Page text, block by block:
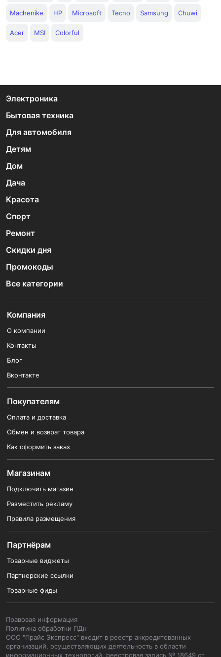
Machenike HP Microsoft Tecno Samsung Chuwi
Acer MSI Colorful
Электроника
Бытовая техника
Для автомобиля
Детям
Дом
Дача
Красота
Спорт
Ремонт
Скидки дня
Промокоды
Все категории
Компания
О компании
Контакты
Блог
Вконтакте
Покупателям
Оплата и доставка
Обмен и возврат товара
Как оформить заказ
Магазинам
Подключить магазин
Разместить рекламу
Правила размещения
Партнёрам
Товарные виджеты
Партнерские ссылки
Товарные фиды
Правовая информация
Политика обработки ПДн
ООО "Прайс Экспресс" входит в реестр аккредитованных
организаций, осуществляющих деятельность в области
информационных технологий, реестровая запись № 18649 от